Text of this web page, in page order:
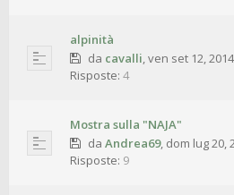
alpinità
da cavalli,ven set 12,
Risposte: 4
Mostra sulla "NAJA"
da Andrea69, dom lug 20,
Risposte: 9